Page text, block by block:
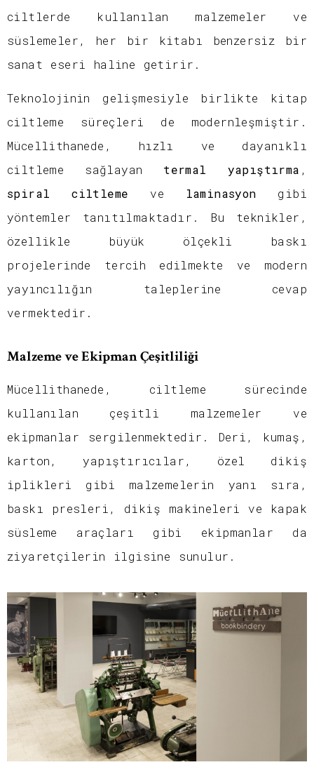
ciltlerde kullanılan malzemeler ve
süslemeler, her bir kitabı benzersiz bir
sanat eseri haline getirir.
Teknolojinin gelişmesiyle birlikte kitap
ciltleme süreçleri de modernleşmiştir.
Mücellithanede, hızlı ve dayanıklı
ciltleme sağlayan termal yapıştırma ,
spiral ciltleme ve laminasyon gibi
yöntemler tanıtılmaktadır. Bu teknikler,
özellikle büyük ölçekli baskı
projelerinde tercih edilmekte ve modern
yayıncılığın taleplerine cevap
vermektedir.
Malzeme ve Ekipman Çeşitliliği
Mücellithanede, ciltleme sürecinde
kullanılan çeşitli malzemeler ve
ekipmanlar sergilenmektedir. Deri, kumaş,
karton, yapıştırıcılar, özel dikiş
iplikleri gibi malzemelerin yanı sıra,
baskı presleri, dikiş makineleri ve kapak
süsleme araçları gibi ekipmanlar da
ziyaretçilerin ilgisine sunulur.